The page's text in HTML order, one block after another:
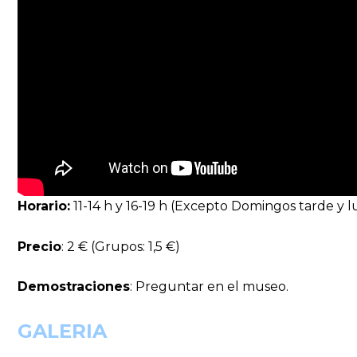
Horario: 11-14 h y 16-19 h (Excepto Domingos tarde y
Precio: 2 € (Grupos: 1,5 €)
Demostraciones: Preguntar en el museo.
GALERIA